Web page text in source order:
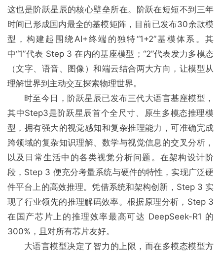
这也是阶跃星辰的核心壁垒所在。阶跃在短短不到三年
时间已形成国内最全的基模矩阵，⽬前已发布30余款模
型，构建起围绕AI+终端的独特“1+2”基模体系。其
中“1”代表 Step 3 在内的基座模型；“2”代表发⼒多模态
（文字、语⾳、图像）和端云结合两⼤⽅向，让模型从
理解世界到主动交互探索物理世界。
时至今日，阶跃星辰已发布三代大语言基座模型，
其中Step3是阶跃星辰首个全尺寸、原生多模态推理模
型，拥有强大的视觉感知和复杂推理能力，可准确完成
跨领域的复杂知识理解、数学与视觉信息的交叉分析，
以及日常生活中的各类视觉分析问题。在架构设计阶
段，Step 3 便充分考量系统与硬件的特性，实现广泛硬
件平台上的高效推理。凭借系统和架构创新，Step 3 实
现了行业领先的推理解码效率。根据原理分析，Step 3
在国产芯片上的推理效率最高可达 DeepSeek-R1 的
300%，且对所有芯片友好。
大语言模型决定了智力的上限，而在多模态模型方